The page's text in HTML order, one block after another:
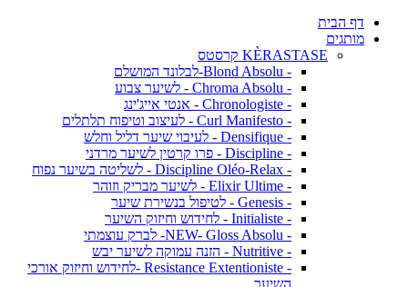
דף הבית
מותגים
KÈRASTASE קרסטס
- Blond Absolu-לבלונד המושלם
- Chroma Absolu - לשיער צבוע
- Chronologiste - אנטי אייג'ינג
- Curl Manifesto - לעיצוב וטיפוח תלתלים
- Densifique - לעיבוי שיער דליל וחלש
- Discipline - פרו קרטין לשיער מרדני
- Discipline Oléo-Relax - לשליטה בשיער נפוח
- Elixir Ultime - לשיער מבריק וזוהר
- Genesis - לטיפול בנשירת שיער
- Initialiste - לחידוש וחיזוק השיער
- NEW- Gloss Absolu- לברק עוצמתי
- Nutritive - הזנה עמוקה לשיער יבש
- Resistance Extentioniste -לחידוש וחיזוק אורכי
השיער